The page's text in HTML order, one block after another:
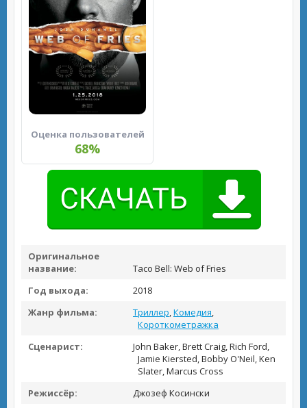
Оценка пользователей
68%
Оригинальное
название:
Taco Bell: Web of Fries
Год выхода:
2018
Жанр фильма:
Триллер,Комедия,
Короткометражка
Сценарист:
John Baker, Brett Craig, Rich Ford,
Jamie Kiersted, Bobby O'Neil, Ken
Slater, Marcus Cross
Режиссёр:
Джозеф Косински